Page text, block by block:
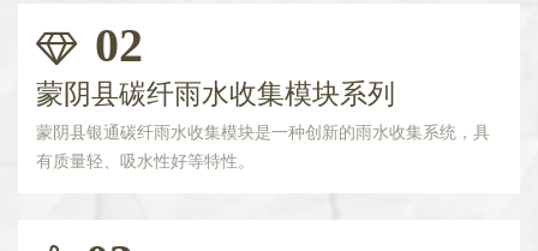
02
蒙阴县碳纤雨水收集模块系列
蒙阴县银通碳纤雨水收集模块是一种创新的雨水收集系统，具
有质量轻、吸水性好等特性。